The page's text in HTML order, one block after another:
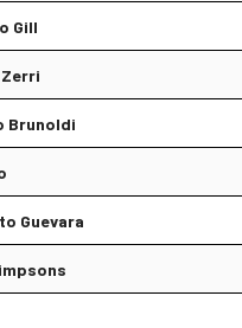
Gill
Brunoldi
Guevara